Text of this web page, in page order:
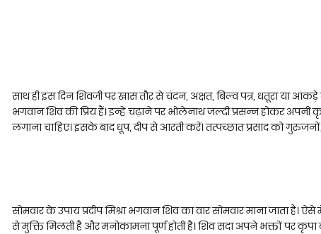
साथ ही इस दिन शिवजी पर खास तौर से चंदन, अक्षत, बिल्व पत्र, धतूरा या
भगवान शिव की प्रिय हैं। इन्हें चढ़ाने पर भोलेनाथ जल्दी प्रसन्न होकर
लगाना चाहिए। इसके बाद धूप, दीप से आरती करें। तत्पच्छात प्रसाद को गुरुजनों,
सोमवार के उपाय प्रदीप मिश्रा भगवान शिव का वार सोमवार माना जाता
से मुक्ति मिलती है और मनोकामना पूर्ण होती है। शिव सदा अपने भक्तों पर